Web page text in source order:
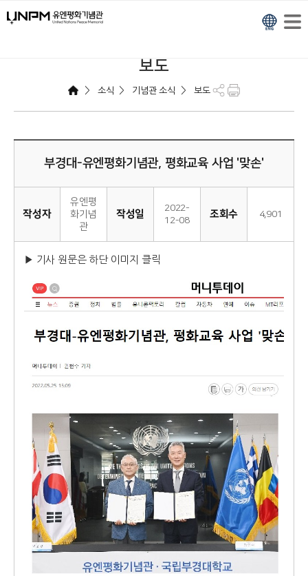
보도
> 소식 > 기념관 소식 > 보도
부경대-유엔평화기념관, 평화교육 사업 '맞손'
작성자
유엔평
화기념
관
작성일
2022-
12-08
조회수 4,901
▶ 기사 원문은 하단 이미지 클릭